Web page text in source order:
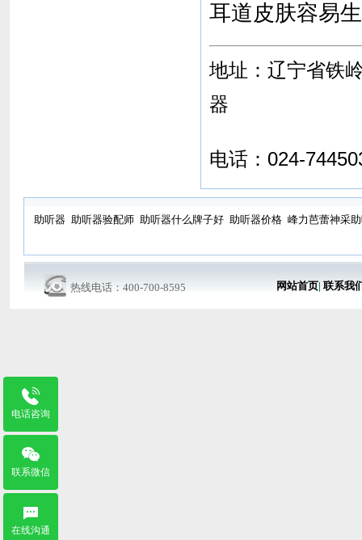
耳道皮肤容易
地址：辽宁省铁
器
电话：024-
助听器 助听器验配师 助听器什么牌子好 助听器价格 峰力芭蕾神采
热线电话：400-700-8595 网站首页| 联系我
电话咨询
联系微信
在线沟通